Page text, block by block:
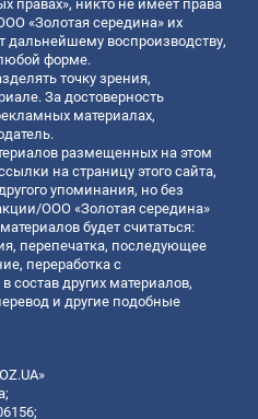
правах», никто не имеет права
«Золотая середина» их
дальнейшему воспроизводству,
форме.
точку зрения,
За достоверность
материалах,
размещенных на этом
на страницу этого сайта,
упоминания, но без
ООО «Золотая середина»
будет считаться:
перепечатка, последующее
переработка с
других материалов,
и другие подобные